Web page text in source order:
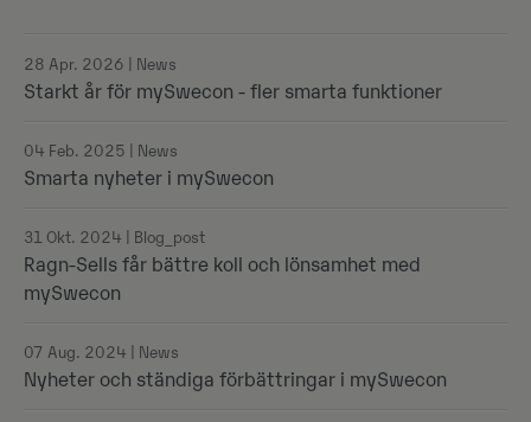
28 Apr. 2026 | News
Starkt år för mySwecon - fler smarta funktioner
04 Feb. 2025 | News
Smarta nyheter i mySwecon
31 Okt. 2024 | Blog_post
Ragn-Sells får bättre koll och lönsamhet med
mySwecon
07 Aug. 2024 | News
Nyheter och ständiga förbättringar i mySwecon